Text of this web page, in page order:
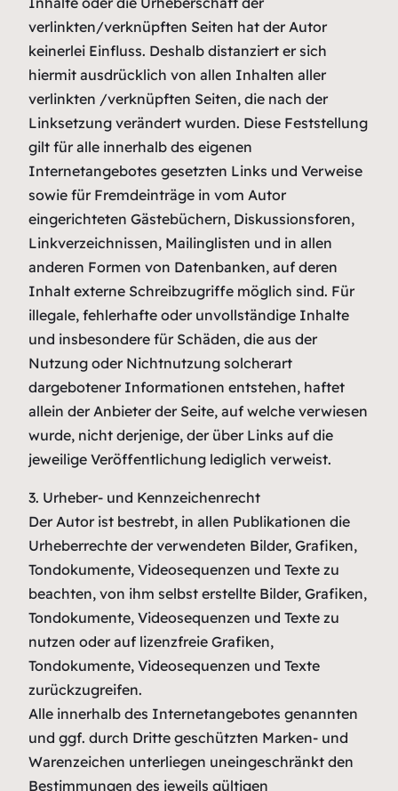
verlinkten/verknüpften Seiten hat der Autor
keinerlei Einfluss. Deshalb distanziert er sich
hiermit ausdrücklich von allen Inhalten aller
verlinkten /verknüpften Seiten, die nach der
Linksetzung verändert wurden. Diese Feststellung
gilt für alle innerhalb des eigenen
Internetangebotes gesetzten Links und Verweise
sowie für Fremdeinträge in vom Autor
eingerichteten Gästebüchern, Diskussionsforen,
Linkverzeichnissen, Mailinglisten und in allen
anderen Formen von Datenbanken, auf deren
Inhalt externe Schreibzugriffe möglich sind. Für
illegale, fehlerhafte oder unvollständige Inhalte
und insbesondere für Schäden, die aus der
Nutzung oder Nichtnutzung solcherart
dargebotener Informationen entstehen, haftet
allein der Anbieter der Seite, auf welche verwiesen
wurde, nicht derjenige, der über Links auf die
jeweilige Veröffentlichung lediglich verweist.
3. Urheber- und Kennzeichenrecht
Der Autor ist bestrebt, in allen Publikationen die
Urheberrechte der verwendeten Bilder, Grafiken,
Tondokumente, Videosequenzen und Texte zu
beachten, von ihm selbst erstellte Bilder, Grafiken,
Tondokumente, Videosequenzen und Texte zu
nutzen oder auf lizenzfreie Grafiken,
Tondokumente, Videosequenzen und Texte
zurückzugreifen.
Alle innerhalb des Internetangebotes genannten
und ggf. durch Dritte geschützten Marken- und
Warenzeichen unterliegen uneingeschränkt den
Bestimmungen des jeweils gültigen